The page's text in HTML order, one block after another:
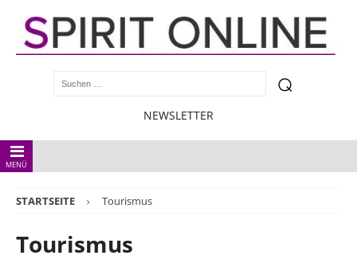
NEWSLETTER
MENÜ
STARTSEITE Tourismus
Tourismus